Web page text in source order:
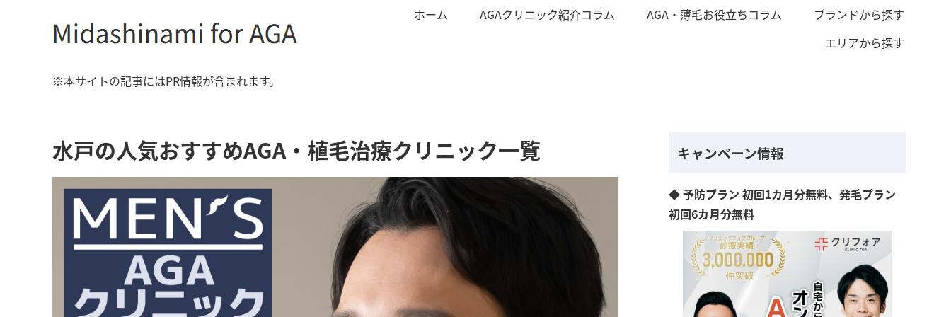
ホーム AGAクリニック紹介コラム AGA・薄毛お役立ちコラム
ブランドから探す
エリアから探す
※本サイトの記事にはPR情報が含まれます。
水戸の人気おすすめAGA・植毛治療クリニック一覧 キャンペーン情報
◆ 予防プラン 初回1カ月分無料、発毛プラン
初回6カ月分無料